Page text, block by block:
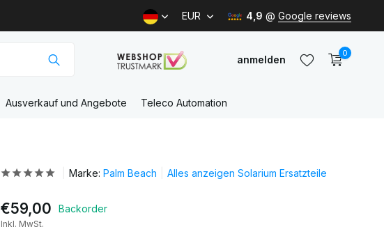
EUR 4,9 @ Google reviews
anmelden
0
Ausverkauf und Angebote Teleco Automation
Marke: Palm Beach Alles anzeigen Solarium Ersatzteile
€59,00 Backorder
Inkl. MwSt.